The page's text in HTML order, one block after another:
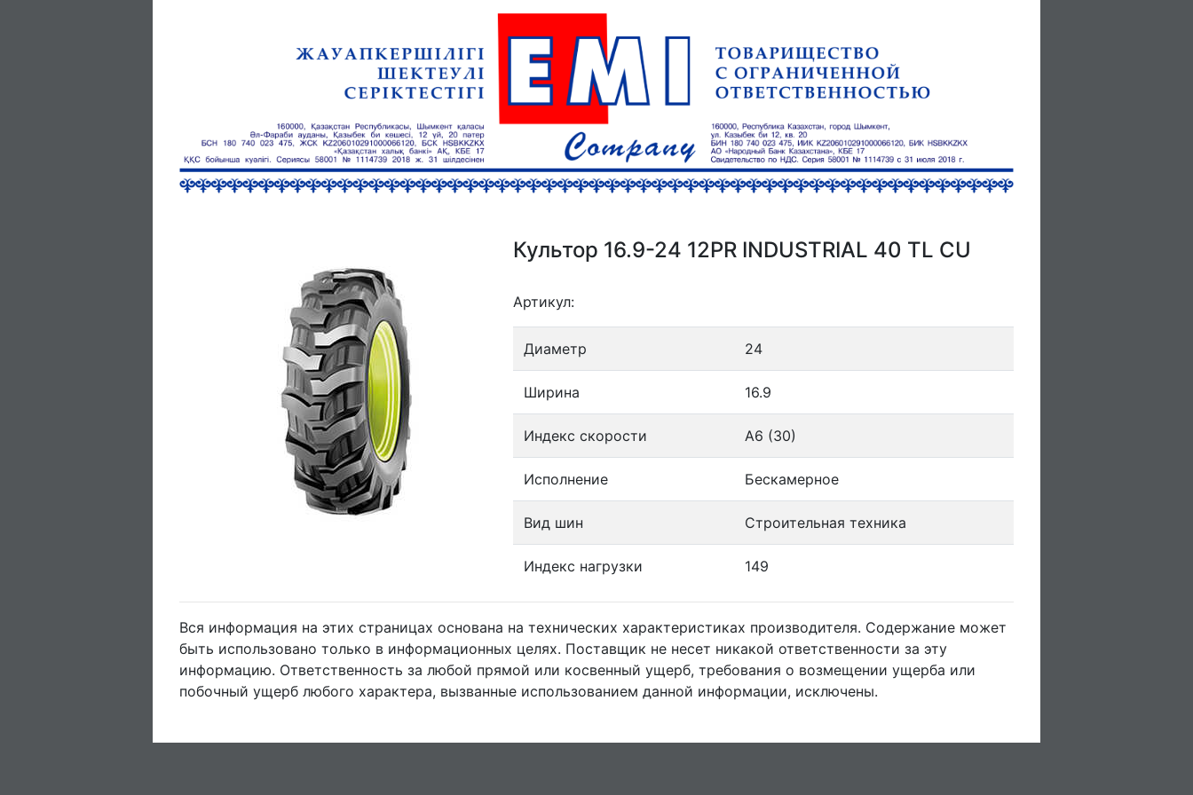
Культор 16.9-24 12PR INDUSTRIAL 40 TL CU
Артикул:
Диаметр 24
Ширина 16.9
Индекс скорости A6 (30)
Исполнение Бескамерное
Вид шин Строительная техника
Индекс нагрузки 149
Вся информация на этих страницах основана на технических характеристиках производителя. Содержание может
быть использовано только в информационных целях. Поставщик не несет никакой ответственности за эту
информацию. Ответственность за любой прямой или косвенный ущерб, требования о возмещении ущерба или
побочный ущерб любого характера, вызванные использованием данной информации, исключены.